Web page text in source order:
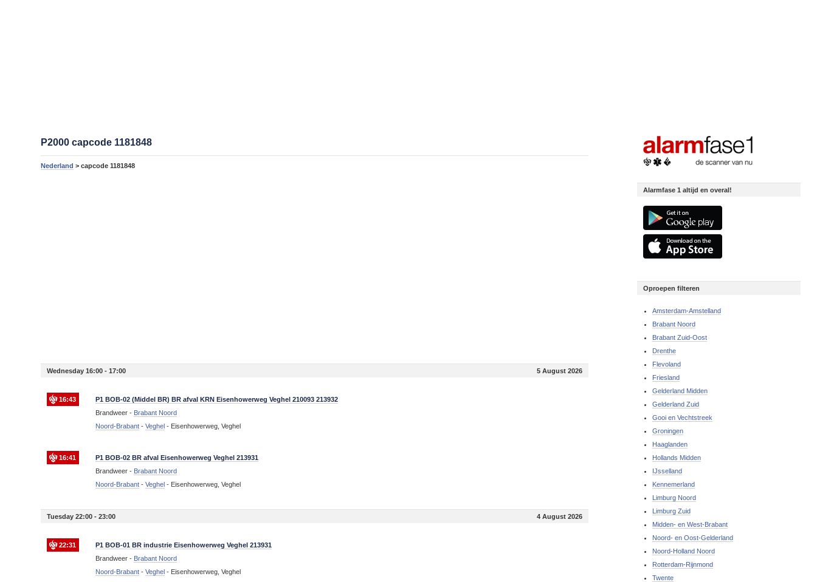
P2000 capcode 1181848
Nederland > capcode 1181848
Wednesday 16:00 - 17:00 5 August 2026
16:43
P1 BOB-02 (Middel BR) BR afval KRN Eisenhowerweg Veghel 210093 213932
Brandweer - Brabant Noord
Noord-Brabant -Veghel - Eisenhowerweg, Veghel
16:41
P1 BOB-02 BR afval Eisenhowerweg Veghel 213931
Brandweer - Brabant Noord
Noord-Brabant -Veghel - Eisenhowerweg, Veghel
Tuesday 22:00 - 23:00 4 August 2026
22:31
P1 BOB-01 BR industrie Eisenhowerweg Veghel 213931
Brandweer - Brabant Noord
Noord-Brabant -Veghel - Eisenhowerweg, Veghel
Alarmfase 1 altijd en overal!
Oproepen filteren
Amsterdam-Amstelland
Brabant Noord
Brabant Zuid-Oost
Drenthe
Flevoland
Friesland
Gelderland Midden
Gelderland Zuid
Gooi en Vechtstreek
Groningen
Haaglanden
Hollands Midden
IJsselland
Kennemerland
Limburg Noord
Limburg Zuid
Midden- en West-Brabant
Noord- en Oost-Gelderland
Noord-Holland Noord
Rotterdam-Rijnmond
Twente